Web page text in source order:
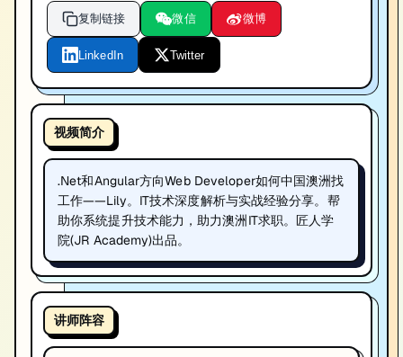
复制链接 微信 微博
LinkedIn Twitter
视频简介
.Net和Angular方向Web Developer如何中国澳洲找
工作——Lily。IT技术深度解析与实战经验分享。帮
助你系统提升技术能力，助力澳洲IT求职。匠人学
院(JR Academy)出品。
讲师阵容